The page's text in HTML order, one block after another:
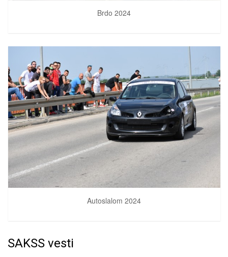
Brdo 2024
Autoslalom 2024
SAKSS vesti